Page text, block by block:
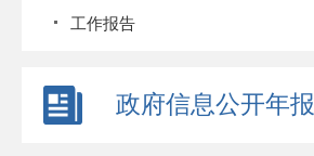
工作报告
政府信息公开年报